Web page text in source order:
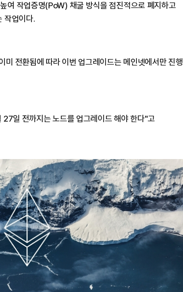
여 작업증명(PoW) 채굴 방식을 점진적으로 폐지하고
작업이다.
미 전환됨에 따라 이번 업그레이드는 메인넷에서만 진행
일 전까지는 노드를 업그레이드 해야 한다"고